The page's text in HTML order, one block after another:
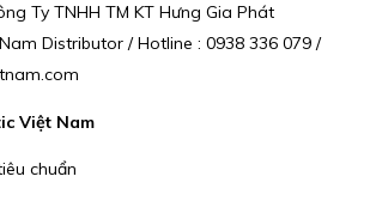
Ty TNHH TM KT Hưng Gia Phát
Distributor / Hotline : 0938 336 079 /
Việt Nam
chuẩn